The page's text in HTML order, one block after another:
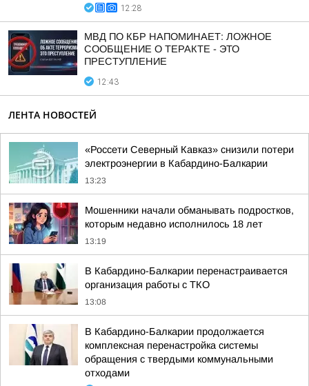
12:28
МВД ПО КБР НАПОМИНАЕТ: ЛОЖНОЕ
СООБЩЕНИЕ О ТЕРАКТЕ - ЭТО
ПРЕСТУПЛЕНИЕ
12:43
ЛЕНТА НОВОСТЕЙ
«Россети Северный Кавказ» снизили потери
электроэнергии в Кабардино-Балкарии
13:23
Мошенники начали обманывать подростков,
которым недавно исполнилось 18 лет
13:19
В Кабардино-Балкарии перенастраивается
организация работы с ТКО
13:08
В Кабардино-Балкарии продолжается
комплексная перенастройка системы
обращения с твердыми коммунальными
отходами